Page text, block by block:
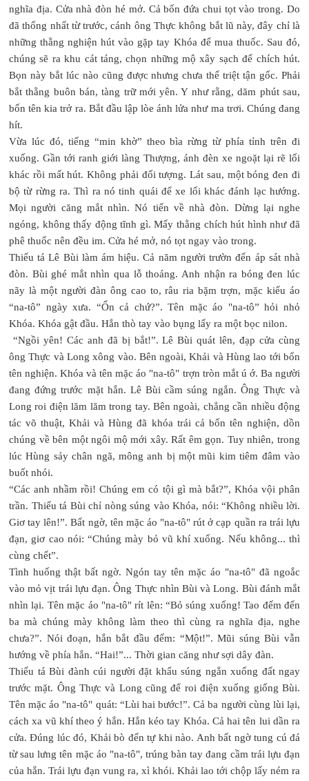
nghĩa địa. Cửa nhà đòn hé mở. Cả bốn đứa chui tọt vào trong. Do
đã thống nhất từ trước, cánh ông Thực không bắt lũ này, đây chỉ là
những thằng nghiện hút vào gặp tay Khóa để mua thuốc. Sau đó,
chúng sẽ ra khu cát táng, chọn những mộ xây sạch để chích hút.
Bọn này bắt lúc nào cũng được nhưng chưa thể triệt tận gốc. Phải
bắt thằng buôn bán, tàng trữ mới yên. Y như rằng, dăm phút sau,
bốn tên kia trở ra. Bắt đầu lập lòe ánh lửa như ma trơi. Chúng đang
hít.
Vừa lúc đó, tiếng “min khờ” theo bìa rừng từ phía tỉnh trên đi
xuống. Gần tới ranh giới làng Thượng, ánh đèn xe ngoặt lại rẽ lối
khác rồi mất hút. Không phải đối tượng. Lát sau, một bóng đen đi
bộ từ rừng ra. Thì ra nó tinh quái để xe lối khác đánh lạc hướng.
Mọi người căng mắt nhìn. Nó tiến về nhà đòn. Dừng lại nghe
ngóng, không thấy động tĩnh gì. Mấy thằng chích hút hình như đã
phê thuốc nên đều im. Cửa hé mở, nó tọt ngay vào trong.
Thiếu tá Lê Bùi làm ám hiệu. Cả năm người trườn đến áp sát nhà
đòn. Bùi ghé mắt nhìn qua lỗ thoáng. Anh nhận ra bóng đen lúc
nãy là một người đàn ông cao to, râu ria bặm trợn, mặc kiểu áo
“na-tô” ngày xưa. “Ổn cả chứ?”. Tên mặc áo "na-tô” hỏi nhỏ
Khóa. Khóa gật đầu. Hắn thò tay vào bụng lấy ra một bọc nilon.
“Ngồi yên! Các anh đã bị bắt!”. Lê Bùi quát lên, đạp cửa cùng
ông Thực và Long xông vào. Bên ngoài, Khải và Hùng lao tới bốn
tên nghiện. Khóa và tên mặc áo "na-tô" trợn tròn mắt ú ớ. Ba người
đang đứng trước mặt hắn. Lê Bùi cầm súng ngắn. Ông Thực và
Long roi điện lăm lăm trong tay. Bên ngoài, chẳng cần nhiều động
tác võ thuật, Khải và Hùng đã khóa trái cả bốn tên nghiện, dồn
chúng về bên một ngôi mộ mới xây. Rất êm gọn. Tuy nhiên, trong
lúc Hùng sảy chân ngã, mông anh bị một mũi kim tiêm đâm vào
buốt nhói.
“Các anh nhầm rồi! Chúng em có tội gì mà bắt?”, Khóa vội phân
trần. Thiếu tá Bùi chỉ nòng súng vào Khóa, nói: “Không nhiều lời.
Giơ tay lên!”. Bất ngờ, tên mặc áo "na-tô" rút ở cạp quần ra trái lựu
đạn, giơ cao nói: “Chúng mày bỏ vũ khí xuống. Nếu không... thì
cùng chết”.
Tình huống thật bất ngờ. Ngón tay tên mặc áo "na-tô" đã ngoắc
vào mỏ vịt trái lựu đạn. Ông Thực nhìn Bùi và Long. Bùi đánh mắt
nhìn lại. Tên mặc áo "na-tô" rít lên: “Bỏ súng xuống! Tao đếm đến
ba mà chúng mày không làm theo thì cùng ra nghĩa địa, nghe
chưa?”. Nói đoạn, hắn bắt đầu đếm: “Một!”. Mũi súng Bùi vẫn
hướng về phía hắn. “Hai!”... Thời gian căng như sợi dây đàn.
Thiếu tá Bùi đành cúi người đặt khẩu súng ngắn xuống đất ngay
trước mặt. Ông Thực và Long cũng để roi điện xuống giống Bùi.
Tên mặc áo "na-tô" quát: “Lùi hai bước!”. Cả ba người cùng lùi lại,
cách xa vũ khí theo ý hắn. Hắn kéo tay Khóa. Cả hai tên lui dần ra
cửa. Đúng lúc đó, Khải bò đến tự khi nào. Anh bất ngờ tung cú đá
từ sau lưng tên mặc áo "na-tô", trúng bàn tay đang cầm trái lựu đạn
của hắn. Trái lựu đạn vung ra, xì khói. Khải lao tới chộp lấy ném ra